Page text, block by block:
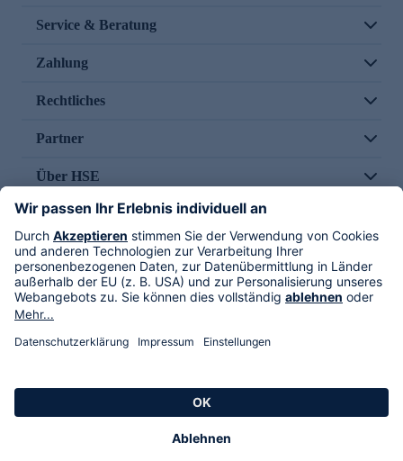
Service & Beratung
Zahlung
Rechtliches
Partner
Über HSE
Im TV
HSE International